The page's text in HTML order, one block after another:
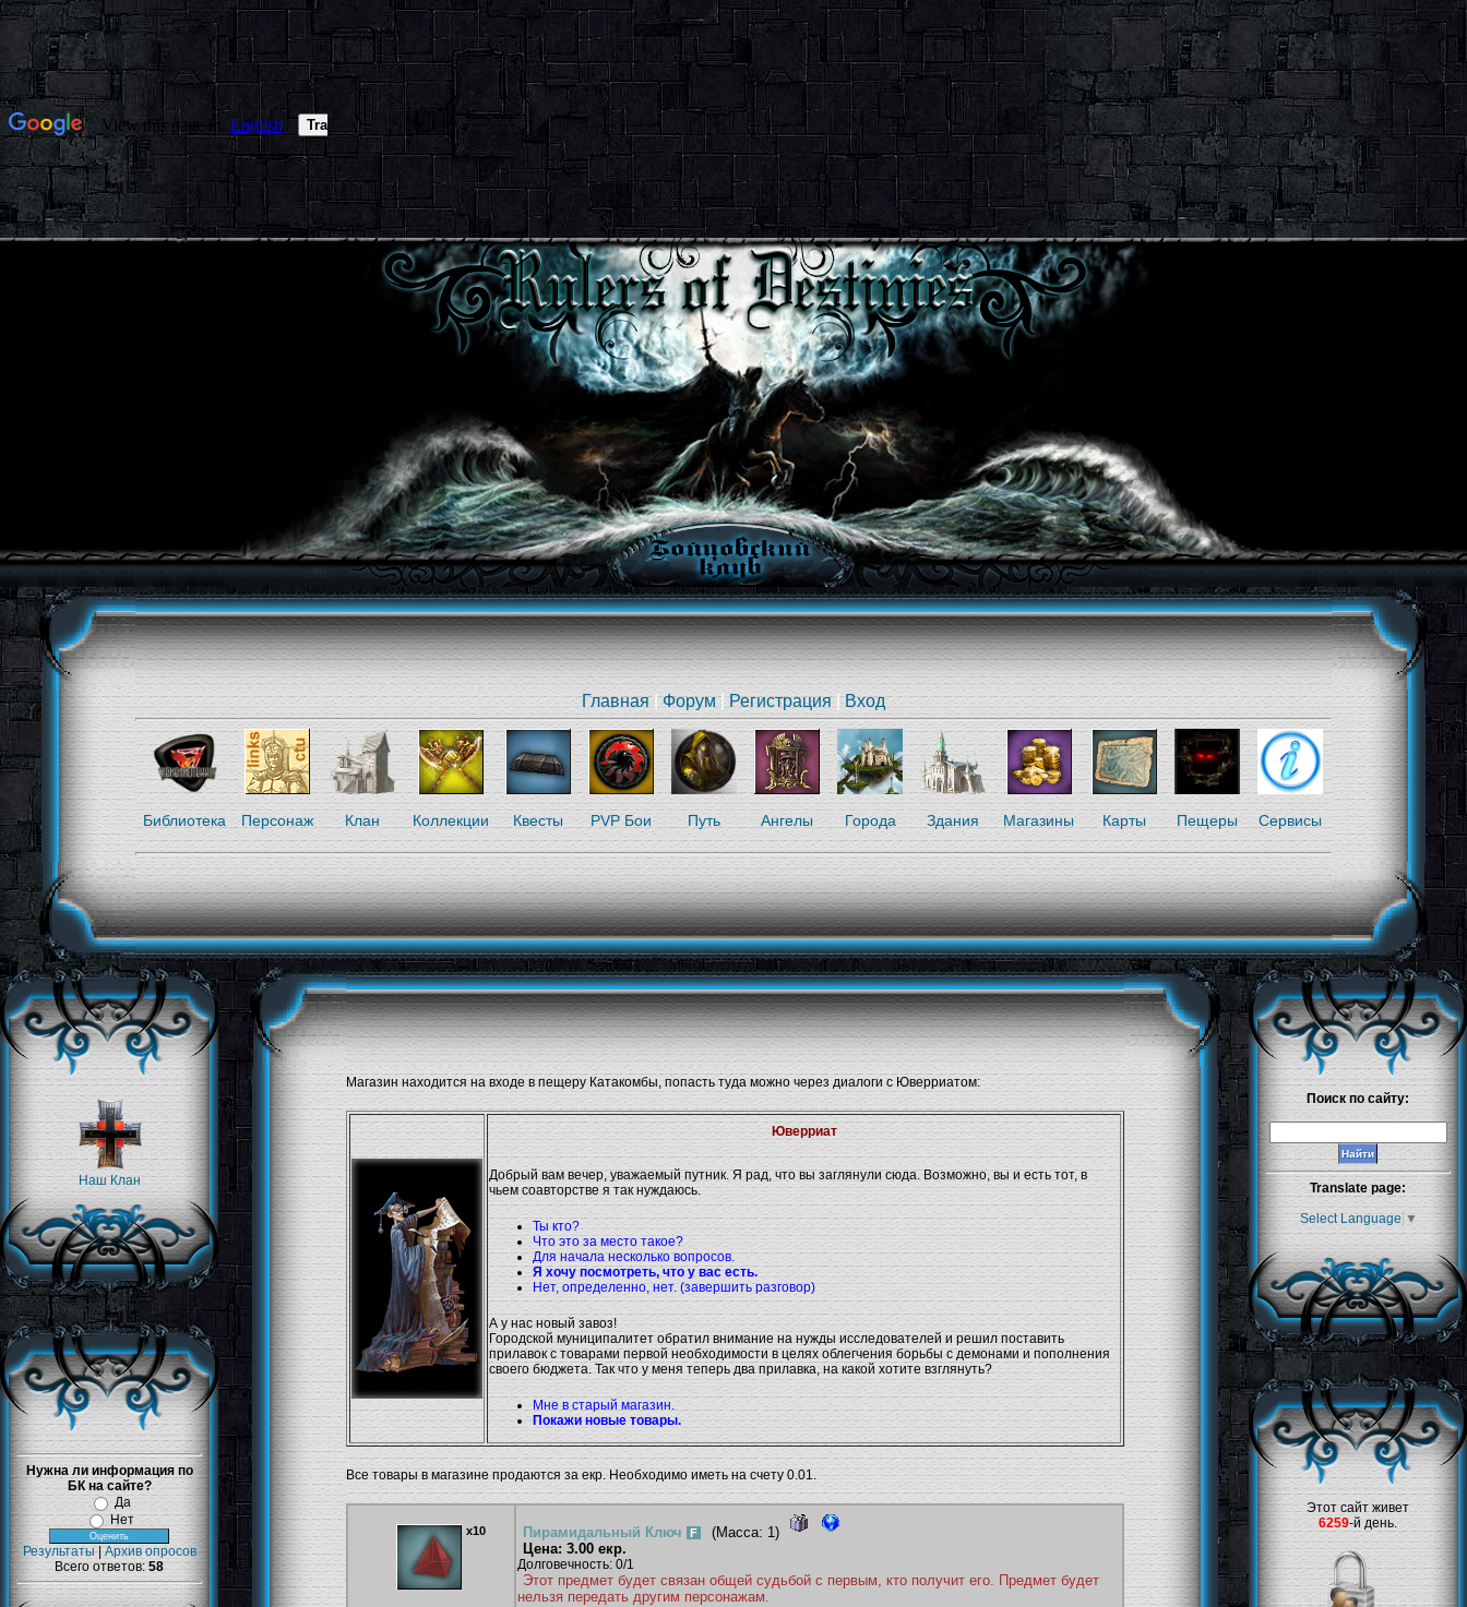
Главная|Форум| Регистрация|Вход
Библиотека Персонаж Клан Коллекции Квесты PVP Бои Путь Ангелы Города Здания Магазины Карты Пещеры Сервисы
Наш Клан
Нужна ли информация по
БК на сайте?
Да
Нет
Результаты| Архив опросов
Всего ответов: 58
Магазин находится на входе в пещеру Катакомбы, попасть туда можно через диалоги с Юверриатом:
Юверриат
Добрый вам вечер, уважаемый путник. Я рад, что вы заглянули сюда. Возможно, вы и есть тот, в
чьем соавторстве я так нуждаюсь.
Ты кто?
Что это за место такое?
Для начала несколько вопросов.
Я хочу посмотреть, что у вас есть.
Нет, определенно, нет. (завершить разговор)
А у нас новый завоз!
Городской муниципалитет обратил внимание на нужды исследователей и решил поставить
прилавок с товарами первой необходимости в целях облегчения борьбы с демонами и пополнения
своего бюджета. Так что у меня теперь два прилавка, на какой хотите взглянуть?
Мне в старый магазин.
Покажи новые товары.
Все товары в магазине продаются за екр. Необходимо иметь на счету 0.01.
x10 Пирамидальный Ключ F (Масса: 1)
Цена: 3.00 екр.
Долговечность: 0/1
Этот предмет будет связан общей судьбой с первым, кто получит его. Предмет будет
нельзя передать другим персонажам.
Поиск по сайту:
Translate page:
Select Language ▼
Этот сайт живет
6259-й день.